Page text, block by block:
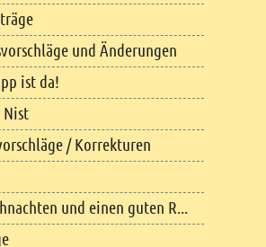
und Änderungen
ist da!
/ Korrekturen
und einen guten R...